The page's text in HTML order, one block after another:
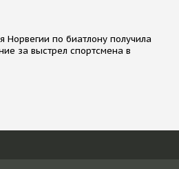
Норвегии по биатлону получила
за выстрел спортсмена в